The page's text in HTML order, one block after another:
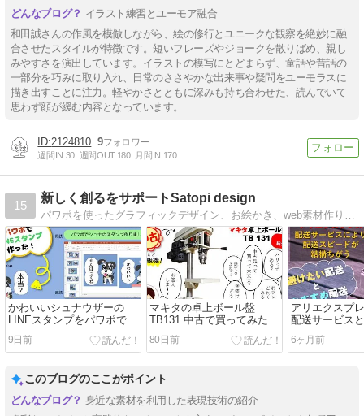
イラスト練習とユーモア融合
和田誠さんの作風を模倣しながら、絵の修行とユニークな観察を絶妙に融
合させたスタイルが特徴です。短いフレーズやジョークを散りばめ、親し
みやすさを演出しています。イラストの模写にとどまらず、童話や昔話の
一部分を巧みに取り入れ、日常のささやかな出来事や疑問をユーモラスに
描き出すことに注力。軽やかさとともに深みも持ち合わせた、読んでいて
思わず顔が緩む内容となっています。
2124810 9
週間IN:30 週間OUT:180 月間IN:170
15
新しく創るをサポートSatopi design
パワポを使ったグラフィックデザイン、お絵かき、web素材作り、木工、手芸まで含めたDIY、ひとり起業・副業など、新しく創るをサポートします。
かわいいシュナウザーの
LINEスタンプをパワポで作
ってみました！作り方公
開！
9日前
マキタの卓上ボール盤
TB131 中古で買ってみた！
バリ有無、芯ブレ等いろい
ろ紹介します！
80日前
アリエクスプ
配送サービス
送サービス
6ヶ月前
このブログのここがポイント
身近な素材を利用した表現技術の紹介